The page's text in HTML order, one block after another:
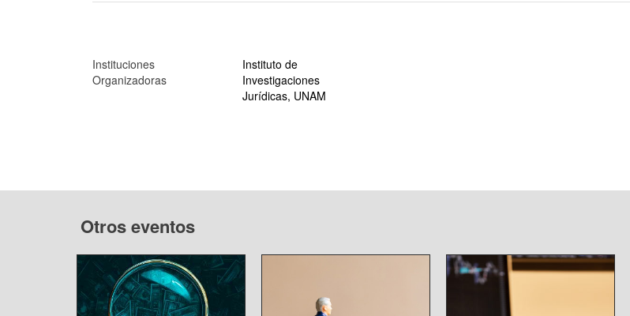
Instituciones
Organizadoras
Instituto de
Investigaciones
Jurídicas, UNAM
Otros eventos